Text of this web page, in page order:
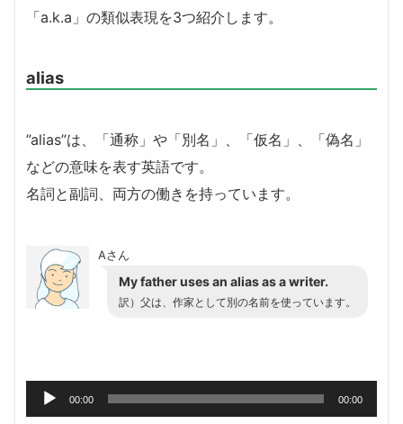
「a.k.a」の類似表現を3つ紹介します。
alias
”alias”は、「通称」や「別名」、「仮名」、「偽名」
などの意味を表す英語です。
名詞と副詞、両方の働きを持っています。
Aさん
My father uses an alias as a writer.
訳）父は、作家として別の名前を使っています。
声
00:00 00:00